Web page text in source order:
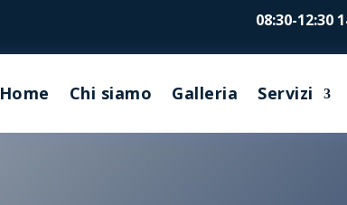
08:30-12:30
Home Chi siamo Galleria Servizi